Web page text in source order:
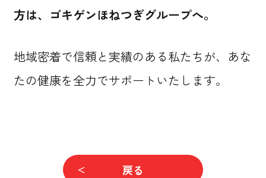
方は、ゴキゲンほねつぎグループへ。
地域密着で信頼と実績のある私たちが、あな
たの健康を全力でサポートいたします。
戻る